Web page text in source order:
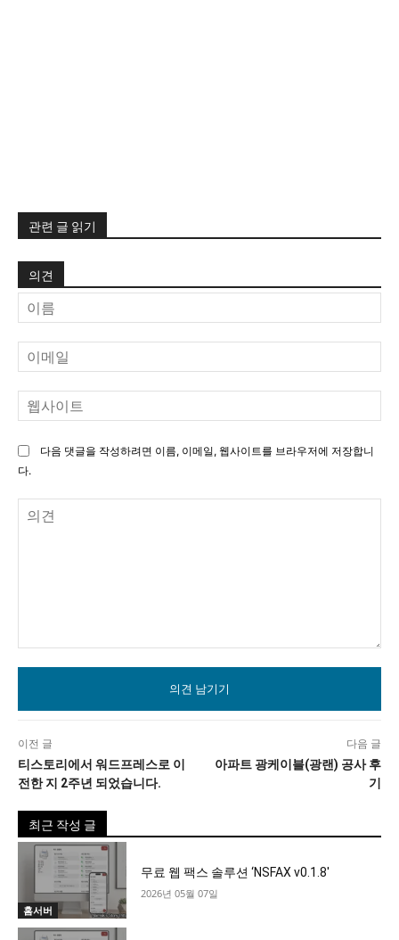
관련 글 읽기
의견
름
메
일
사
다음 댓글을 작성하려면 이름, 이메일, 웹사이트를 브라우저에 저장합니
다.
이전 글
티스토리에서 워드프레스로 이
전한 지 2주년 되었습니다.
다음 글
아파트 광케이블(광랜) 공사 후
기
최근 작성 글
홈서버
무료 웹 팩스 솔루션 ‘NSFAX v0.1.8′
2026년 05월 07일